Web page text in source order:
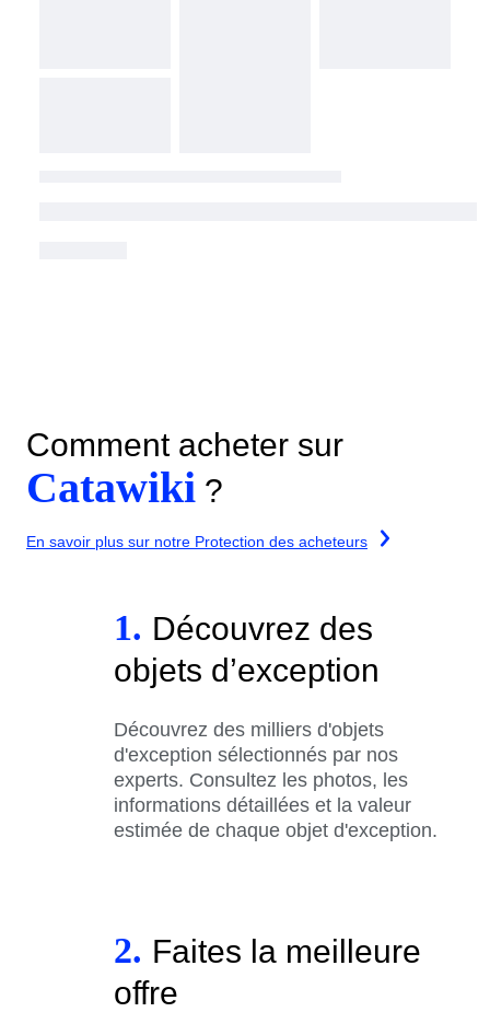
Comment acheter sur
Catawiki ?
En savoir plus sur notre Protection des acheteurs
1. Découvrez des
objets d’exception
Découvrez des milliers d'objets
d'exception sélectionnés par nos
experts. Consultez les photos, les
informations détaillées et la valeur
estimée de chaque objet d'exception.
2. Faites la meilleure
offre